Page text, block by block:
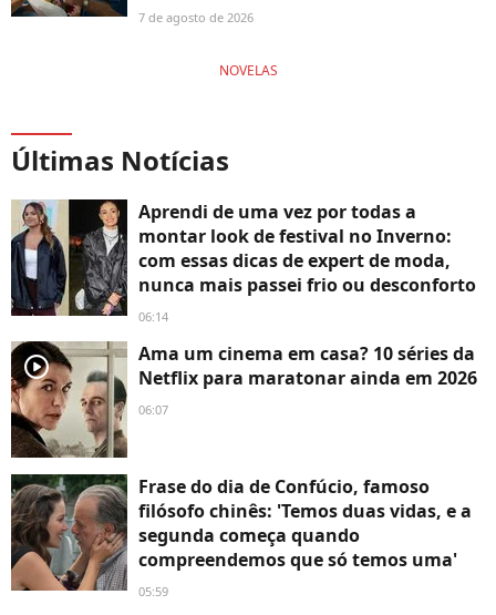
7 de agosto de 2026
NOVELAS
Últimas Notícias
Aprendi de uma vez por todas a
montar look de festival no Inverno:
com essas dicas de expert de moda,
nunca mais passei frio ou desconforto
06:14
player2
Ama um cinema em casa? 10 séries da
Netflix para maratonar ainda em 2026
06:07
Frase do dia de Confúcio, famoso
filósofo chinês: 'Temos duas vidas, e a
segunda começa quando
compreendemos que só temos uma'
05:59